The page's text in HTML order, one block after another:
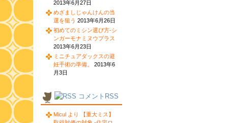
2013年6月27日
めざましじゃんけんの当
選を狙う 2013年6月26日
初めてのミシン選び方-シ
ンガーモナミヌウプラス
2013年6月23日
ミニチュアダックスの避
妊手術の準備。
2013年6
月3日
コメントRSS
Micul より 【重大ミス】